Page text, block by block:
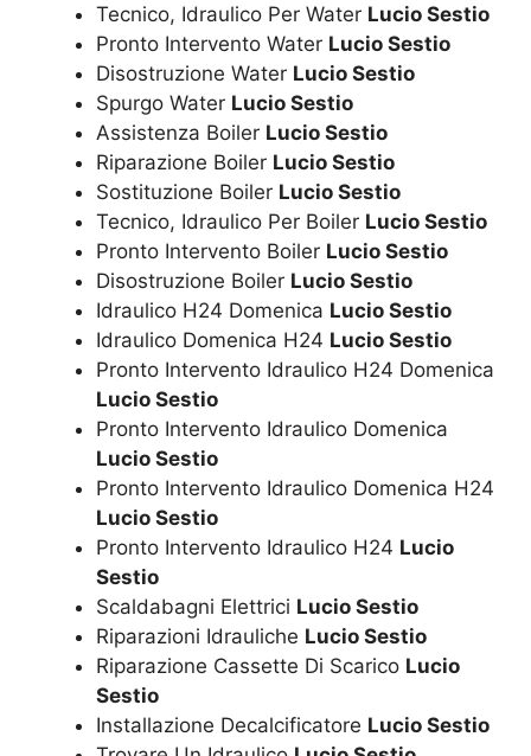
Tecnico, Idraulico Per Water Lucio Sestio
Pronto Intervento Water Lucio Sestio
Disostruzione Water Lucio Sestio
Spurgo Water Lucio Sestio
Assistenza Boiler Lucio Sestio
Riparazione Boiler Lucio Sestio
Sostituzione Boiler Lucio Sestio
Tecnico, Idraulico Per Boiler Lucio Sestio
Pronto Intervento Boiler Lucio Sestio
Disostruzione Boiler Lucio Sestio
Idraulico H24 Domenica Lucio Sestio
Idraulico Domenica H24 Lucio Sestio
Pronto Intervento Idraulico H24 Domenica
Lucio Sestio
Pronto Intervento Idraulico Domenica
Lucio Sestio
Pronto Intervento Idraulico Domenica H24
Lucio Sestio
Pronto Intervento Idraulico H24 Lucio
Sestio
Scaldabagni Elettrici Lucio Sestio
Riparazioni Idrauliche Lucio Sestio
Riparazione Cassette Di Scarico Lucio
Sestio
Installazione Decalcificatore Lucio Sestio